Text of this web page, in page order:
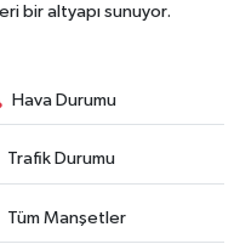
bir altyapı sunuyor.
Hava Durumu
Trafik Durumu
Tüm Manşetler